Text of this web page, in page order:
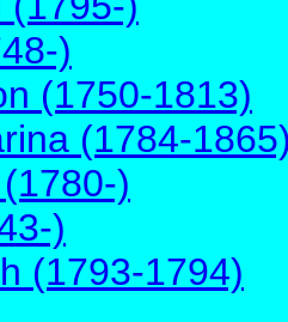
)
(1750-1813)
(1784-
)
)
(1793-1794)